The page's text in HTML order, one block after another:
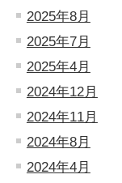
2025年8月
2025年7月
2025年4月
2024年12月
2024年11月
2024年8月
2024年4月